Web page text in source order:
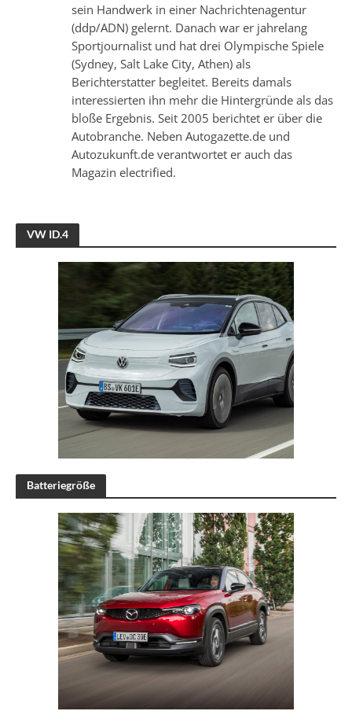
sein Handwerk in einer Nachrichtenagentur
(ddp/ADN) gelernt. Danach war er jahrelang
Sportjournalist und hat drei Olympische Spiele
(Sydney, Salt Lake City, Athen) als
Berichterstatter begleitet. Bereits damals
interessierten ihn mehr die Hintergründe als das
bloße Ergebnis. Seit 2005 berichtet er über die
Autobranche. Neben Autogazette.de und
Autozukunft.de verantwortet er auch das
Magazin electrified.
VW ID.4
Batteriegröße